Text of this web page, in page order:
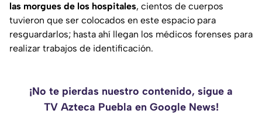
las morgues de los hospitales, cientos de cuerpos
tuvieron que ser colocados en este espacio para
resguardarlos; hasta ahí llegan los médicos forenses para
realizar trabajos de identificación.
¡No te pierdas nuestro contenido, sigue a
TV Azteca Puebla en Google News!